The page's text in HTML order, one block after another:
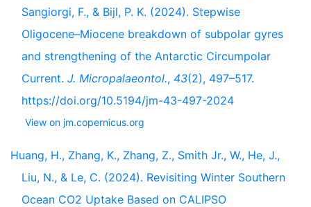
Sangiorgi, F., & Bijl, P. K. (2024). Stepwise
Oligocene–Miocene breakdown of subpolar gyres
and strengthening of the Antarctic Circumpolar
Current. J. Micropalaeontol., 43(2), 497–517.
https://doi.org/10.5194/jm-43-497-2024
View on jm.copernicus.org
Huang, H., Zhang, K., Zhang, Z., Smith Jr., W., He, J.,
Liu, N., & Le, C. (2024). Revisiting Winter Southern
Ocean CO2 Uptake Based on CALIPSO